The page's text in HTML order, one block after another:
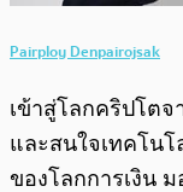
Pairploy Denpairojsak
เข้าสู่โลกคริปโตจ
และสนใจเทคโนโ
ของโลกการเงิน